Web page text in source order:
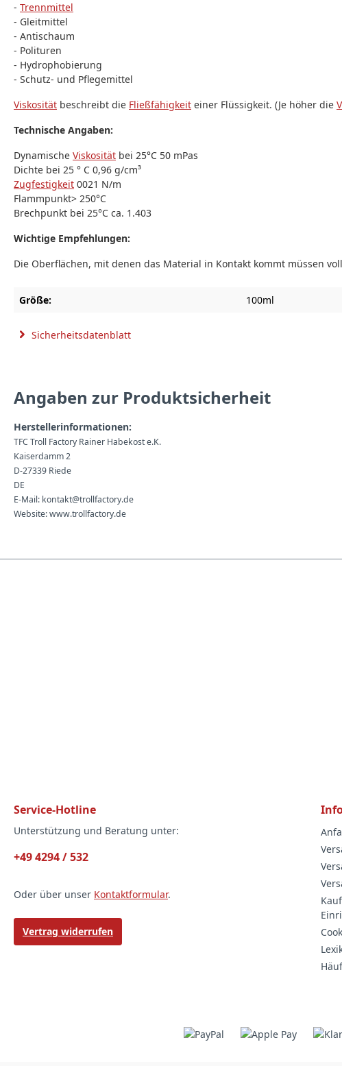
- Trennmittel
- Gleitmittel
- Antischaum
- Polituren
- Hydrophobierung
- Schutz- und Pflegemittel
Viskosität beschreibt die Fließfähigkeit einer Flüssigkeit. (Je höher die
Technische Angaben:
Dynamische Viskosität bei 25°C 50 mPas
Dichte bei 25 ° C 0,96 g/cm³
Zugfestigkeit 0021 N/m
Flammpunkt> 250°C
Brechpunkt bei 25°C ca. 1.403
Wichtige Empfehlungen:
Die Oberflächen, mit denen das Material in Kontakt kommt müssen
Größe: 100ml
Sicherheitsdatenblatt
Angaben zur Produktsicherheit
Herstellerinformationen:
TFC Troll Factory Rainer Habekost e.K.
Kaiserdamm 2
D-27339 Riede
DE
E-Mail: kontakt@trollfactory.de
Website: www.trollfactory.de
Service-Hotline
Unterstützung und Beratung unter:
+49 4294 / 532
Oder über unser Kontaktformular.
Vertrag widerrufen